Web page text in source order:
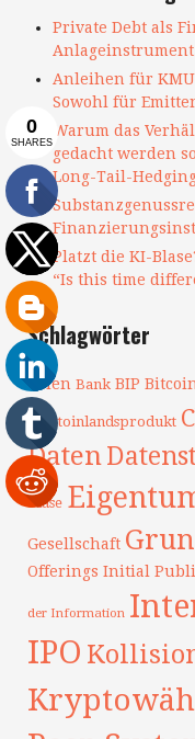
Private Debt als
Anleihen für
Sowohl für
Warum das
gedacht werden
Long-Tail-
Platzt die KI-
“Is this time
Schlagwörter
Asien Bank BIP
Bruttoinlandsprodukt
Daten
Blase
Gesellschaft
Offerings Initial
der Information
IPO